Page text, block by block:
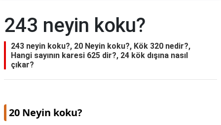
TARİFLERİ
GEZİLECEK
YERLER
243 neyin koku?
243 neyin koku?, 20 Neyin koku?, Kök 320 nedir?,
Hangi sayının karesi 625 dir?, 24 kök dışına nasıl
çıkar?
20 Neyin koku?